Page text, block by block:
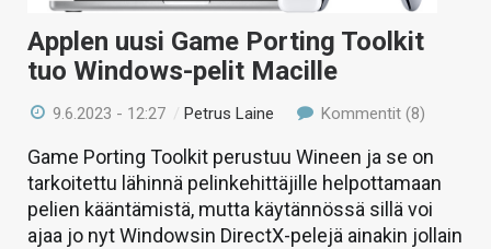
HAKU
Applen uusi Game Porting Toolkit
tuo Windows-pelit Macille
9.6.2023 - 12:27 /Petrus Laine Kommentit (8)
Game Porting Toolkit perustuu Wineen ja se on
tarkoitettu lähinnä pelinkehittäjille helpottamaan
pelien kääntämistä, mutta käytännössä sillä voi
ajaa jo nyt Windowsin DirectX-pelejä ainakin jollain